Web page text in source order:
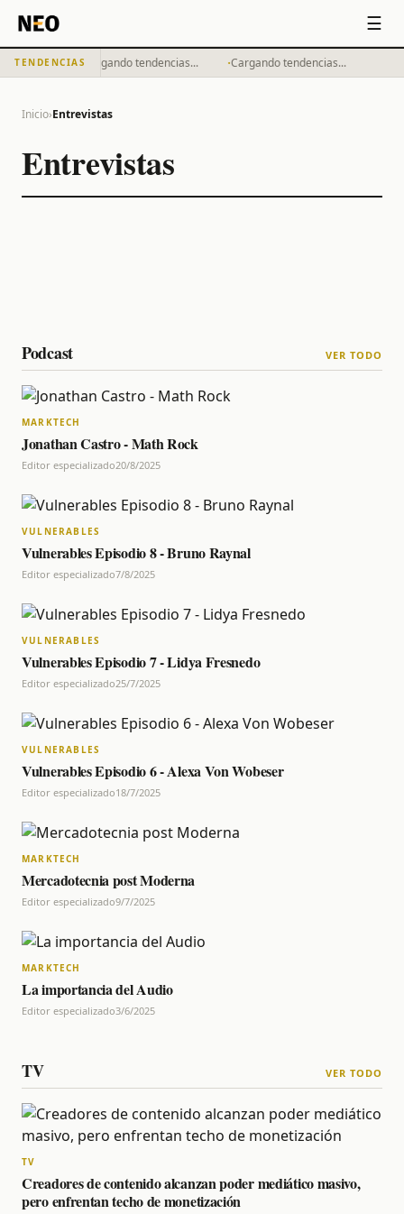
☰
TENDENCIAS
·Cargando tendencias... ·Cargando tendencias...
Inicio›Entrevistas
Entrevistas
Podcast VER TODO
MARKTECH
Jonathan Castro - Math Rock
Editor especializado20/8/2025
VULNERABLES
Vulnerables Episodio 8 - Bruno Raynal
Editor especializado7/8/2025
VULNERABLES
Vulnerables Episodio 7 - Lidya Fresnedo
Editor especializado25/7/2025
VULNERABLES
Vulnerables Episodio 6 - Alexa Von Wobeser
Editor especializado18/7/2025
MARKTECH
Mercadotecnia post Moderna
Editor especializado9/7/2025
MARKTECH
La importancia del Audio
Editor especializado3/6/2025
TV VER TODO
TV
Creadores de contenido alcanzan poder mediático masivo,
pero enfrentan techo de monetización